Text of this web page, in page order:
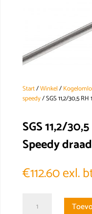
Start/Winkel/
speedy/ SGS 11,2/30,5
SGS 11,2/
Speedy
€112.60exl.
11,2/30,5